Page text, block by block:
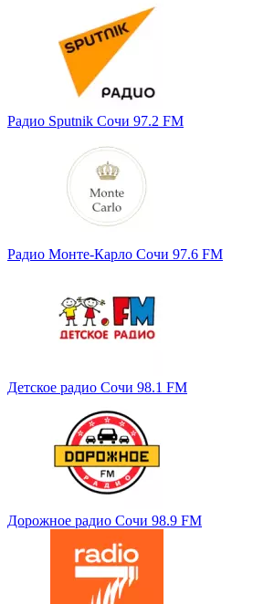
Радио Sputnik Сочи 97.2 FM
Радио Монте-Карло Сочи 97.6 FM
Детское радио Сочи 98.1 FM
Дорожное радио Сочи 98.9 FM